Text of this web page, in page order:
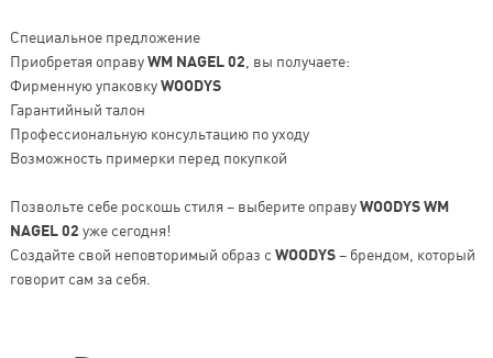
Специальное предложение
Приобретая оправуWM NAGEL 02 , вы получаете:
Фирменную упаковкуWOODYS
Гарантийный талон
Профессиональную консультацию по уходу
Возможность примерки перед покупкой
Позвольте себе роскошь стиля – выберите оправуWOODYS WM
NAGEL 02 уже сегодня!
Создайте свой неповторимый образ с WOODYS– брендом, который
говорит сам за себя.